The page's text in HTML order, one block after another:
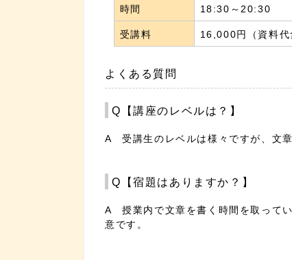
時間 18:30～20:30
受講料 16,000円（資料代
よくある質問
Q【講座のレベルは？】
A 受講生のレベルは様々ですが、文
Q【宿題はありますか？】
A 授業内で文章を書く時間を取って
意です。